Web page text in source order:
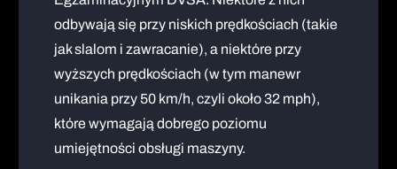
odbywają się przy niskich prędkościach (takie
jak slalom i zawracanie), a niektóre przy
wyższych prędkościach (w tym manewr
unikania przy 50 km/h, czyli około 32 mph),
które wymagają dobrego poziomu
umiejętności obsługi maszyny.